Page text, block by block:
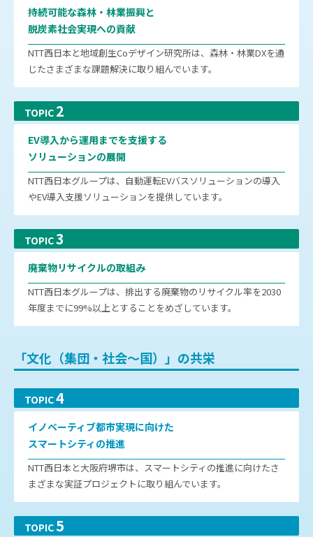
持続可能な森林・林業振興と
脱炭素社会実現への貢献
NTT西日本と地域創生Coデザイン研究所は、森林・林業DXを通
じたさまざまな課題解決に取り組んでいます。
TOPIC 2
EV導入から運用までを支援する
ソリューションの展開
NTT西日本グループは、自動運転EVバスソリューションの導入
やEV導入支援ソリューションを提供しています。
TOPIC3
廃棄物リサイクルの取組み
NTT西日本グループは、排出する廃棄物のリサイクル率を2030
年度までに99%以上とすることをめざしています。
「文化（集団・社会～国）」の共栄
TOPIC4
イノベーティブ都市実現に向けた
スマートシティの推進
NTT西日本と大阪府堺市は、スマートシティの推進に向けたさ
まざまな実証プロジェクトに取り組んでいます。
TOPIC5